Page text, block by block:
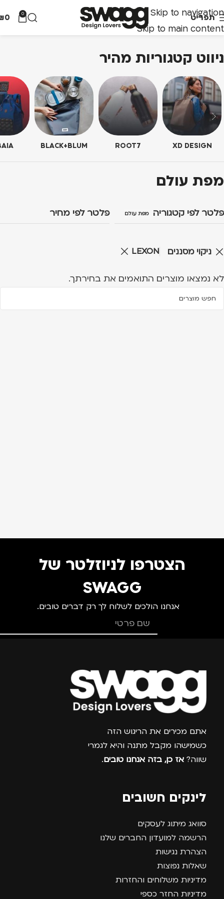
Skip to navigation
Skip to main content
תפריט 0
0
ניווט קטגוריות מהיר
XD DESIGN
ROOT7
BLACK+BLUM
מפת עולם
פלטר לפי קטגוריה מפת עולם פלטר לפי מחיר
ניקוי מסננים LEXON
לא נמצאו מוצרים התואמים את בחירתך.
הצטרפו לניוזלטר של
SWAGG
אנחנו הולכים לשלוח לך רק דברים טובים.
צרפו אותי למועדון
אתם מכירים את הריגוש הזה
כשמישהו מקבל מתנה והיא לגמרי
שווה? אז כן, בזה אנחנו טובים.
לינקים חשובים
סוואג מיתוג לעסקים
הרשמה למועדון החברים שלנו
הצהרת נגישות
שאלות נפוצות
מדיניות משלוחים והחזרות
מדיניות החזר כספי